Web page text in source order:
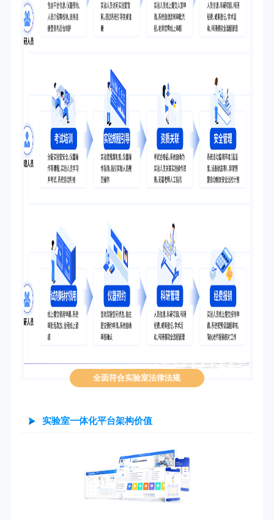
全面符合实验室法律法规
实验室一体化平台架构价值